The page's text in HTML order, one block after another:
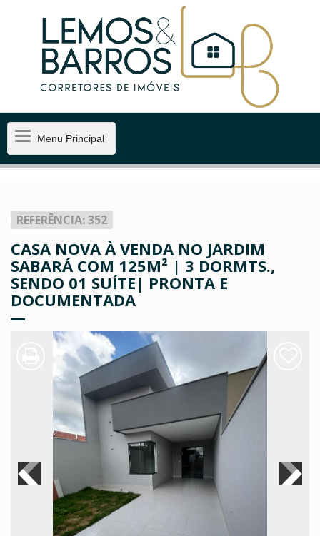
MenuMenu Principal
REFERÊNCIA: 352
CASA NOVA À VENDA NO JARDIM
SABARÁ COM 125M² | 3 DORMTS.,
SENDO 01 SUÍTE| PRONTA E
DOCUMENTADA